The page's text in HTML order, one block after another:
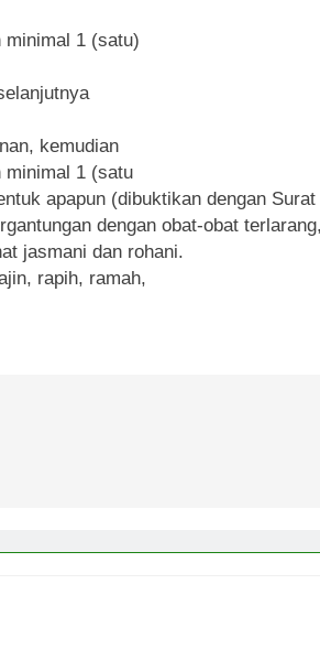
minimal 1 (satu)
kemudian
minimal 1 (satu
apapun (dibuktikan dengan
dengan obat-obat
jasmani dan rohani.
rapih, ramah,